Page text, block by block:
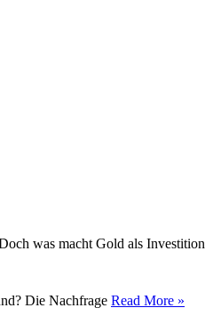
was macht Gold als Investition
Die Nachfrage Read More »